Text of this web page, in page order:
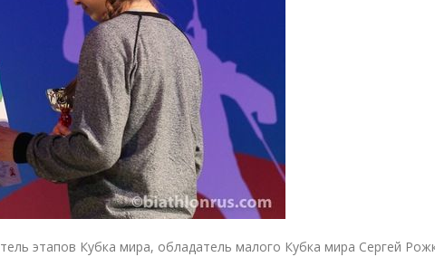
этапов Кубка мира, обладатель малого Кубка мира Сергей